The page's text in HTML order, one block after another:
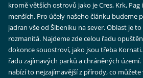
kromě větších ostrovů jako je Cres, Krk,
menších. Pro účely našeho článku budeme
jadran vše od Šibeniku na sever. Oblast je
rozmanitá. Najdeme zde celou řadu
dokonce souostroví, jako jsou třeba
řadu zajímavých parků a chráněných
nabízí to nejzajímavější z přírody, co